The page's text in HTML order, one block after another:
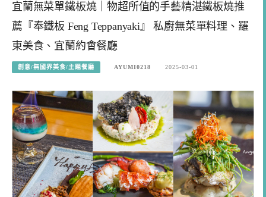
宜蘭無菜單鐵板燒｜物超所值的手藝精湛鐵板燒推
薦『奉鐵板 Feng Teppanyaki』 私廚無菜單料理、羅
東美食、宜蘭約會餐廳
創意/無國界美食/主題餐廳 AYUMI0218 2025-03-01